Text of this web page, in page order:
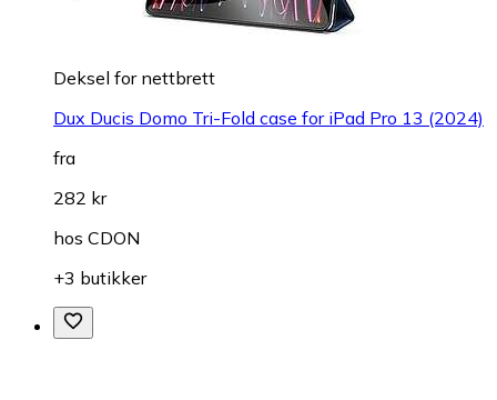
Deksel for nettbrett
Dux Ducis Domo Tri-Fold case for iPad Pro 13 (2024)
fra
282 kr
hos CDON
+3 butikker